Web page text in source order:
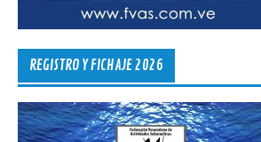
REGISTRO Y FICHAJE 2026